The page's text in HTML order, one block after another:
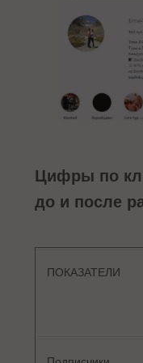
Цифры по
до и после
ПОКАЗАТЕЛИ